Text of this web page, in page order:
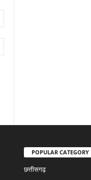
POPULAR CATEGORY
छत्तीसगढ़